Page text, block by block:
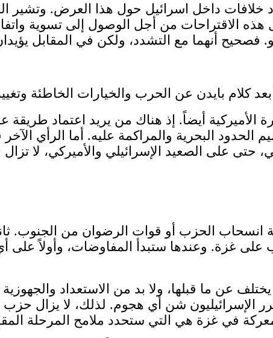
داخل اسرائيل حول هذا العرض. وتشير
هذه الاقتراحات من أجل الوصول إلى تسوية
فصحيح أنهما مع التشدد، ولكن في المقابل
الأميركية أيضاً. إذ هناك من يريد اعتماد
الحدود البحرية والمراكمة عليه. أما الرأي
حتى على الصعيد الإسرائيلي والأميركي، لا
انسحاب الحزب أو قوات الرضوان من الجنوب.
الحرب على غزة. وعندها ستبدأ المفاوضات،
عن ما قبلها، ولا بد من الاستعداد والجهوزية
شن أي هجوم. لذلك، لا يزال حزب